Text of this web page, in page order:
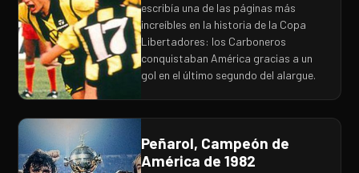
escribía una de las páginas más
increíbles en la historia de la Copa
Libertadores: los Carboneros
conquistaban América gracias a un
gol en el último segundo del alargue.
Peñarol, Campeón de
América de 1982